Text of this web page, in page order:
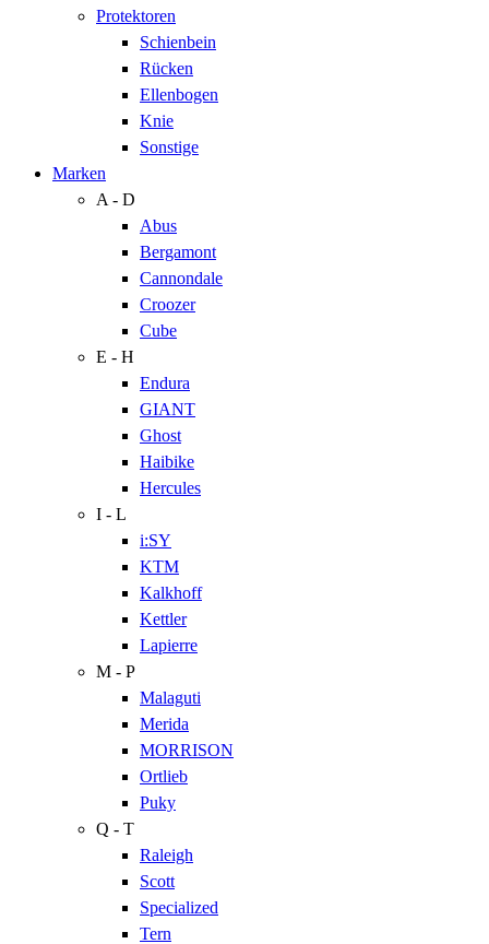
Protektoren
Schienbein
Rücken
Ellenbogen
Knie
Sonstige
Marken
A - D
Abus
Bergamont
Cannondale
Croozer
Cube
E - H
Endura
GIANT
Ghost
Haibike
Hercules
I - L
i:SY
KTM
Kalkhoff
Kettler
Lapierre
M - P
Malaguti
Merida
MORRISON
Ortlieb
Puky
Q - T
Raleigh
Scott
Specialized
Tern